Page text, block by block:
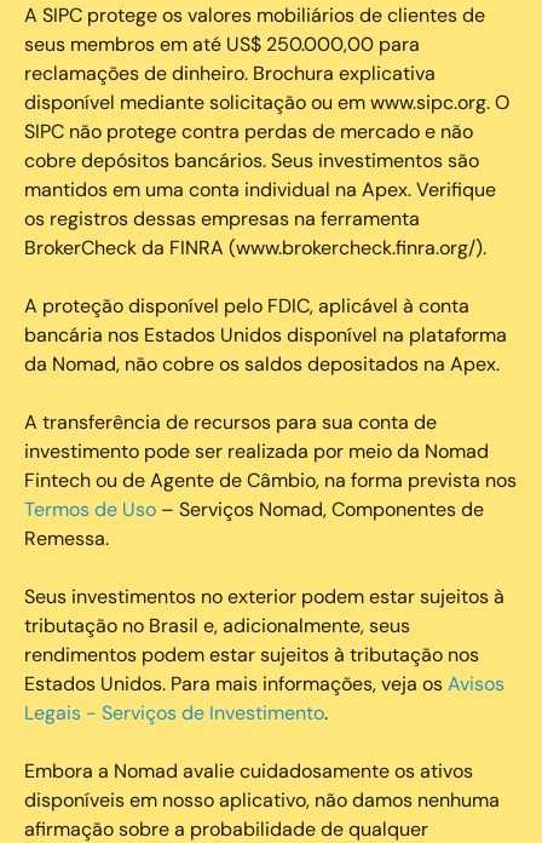
A SIPC protege os valores mobiliários de clientes de
seus membros em até US$ 250.000,00 para
reclamações de dinheiro. Brochura explicativa
disponível mediante solicitação ou em www.sipc.org. O
SIPC não protege contra perdas de mercado e não
cobre depósitos bancários. Seus investimentos são
mantidos em uma conta individual na Apex. Verifique
os registros dessas empresas na ferramenta
BrokerCheck da FINRA (www.brokercheck.finra.org/).
A proteção disponível pelo FDIC, aplicável à conta
bancária nos Estados Unidos disponível na plataforma
da Nomad, não cobre os saldos depositados na Apex.
A transferência de recursos para sua conta de
investimento pode ser realizada por meio da Nomad
Fintech ou de Agente de Câmbio, na forma prevista nos
Termos de Uso – Serviços Nomad, Componentes de
Remessa.
Seus investimentos no exterior podem estar sujeitos à
tributação no Brasil e, adicionalmente, seus
rendimentos podem estar sujeitos à tributação nos
Estados Unidos. Para mais informações, veja osAvisos
Legais - Serviços de Investimento.
Embora a Nomad avalie cuidadosamente os ativos
disponíveis em nosso aplicativo, não damos nenhuma
afirmação sobre a probabilidade de qualquer